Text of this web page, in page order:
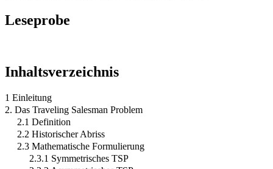
Leseprobe
Inhaltsverzeichnis
1 Einleitung
2. Das Traveling Salesman Problem
2.1 Definition
2.2 Historischer Abriss
2.3 Mathematische Formulierung
2.3.1 Symmetrisches TSP